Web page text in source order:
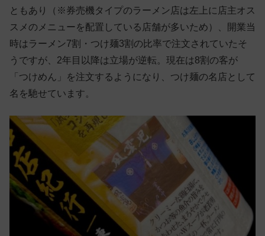
ともあり（※券売機タイプのラーメン店は左上に店主オス
スメのメニューを配置している店舗が多いため）、開業当
時はラーメン7割・つけ麺3割の比率で注文されていたそ
うですが、2年目以降は立場が逆転。現在は8割の客が
「つけめん」を注文するようになり、つけ麺の名店として
名を馳せています。